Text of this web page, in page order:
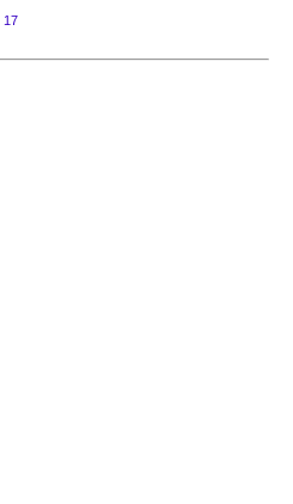
17